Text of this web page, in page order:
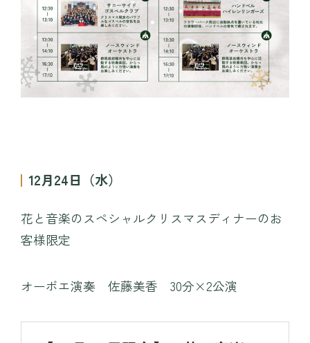
12月24日（水）
花と音楽のスペシャルクリスマスディナーのお
客様限定
オーボエ演奏 佐藤美香 30分×2公演